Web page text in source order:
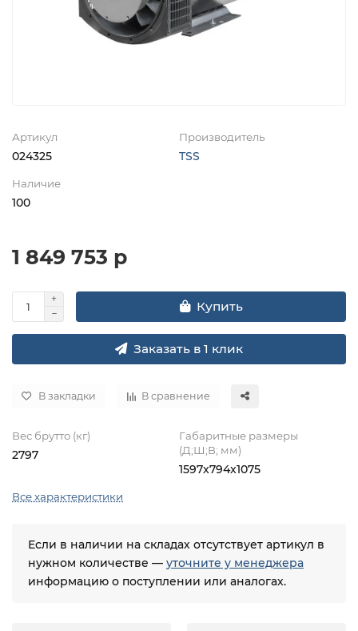
Артикул
024325
Производитель
TSS
Наличие
100
1 849 753 р
Купить
Заказать в 1 клик
В закладки В сравнение
Вес брутто (кг)
2797
Габаритные размеры
(Д;Ш;В; мм)
1597x794x1075
Все характеристики
Если в наличии на складах отсутствует артикул в
нужном количестве — уточните у менеджера
информацию о поступлении или аналогах.